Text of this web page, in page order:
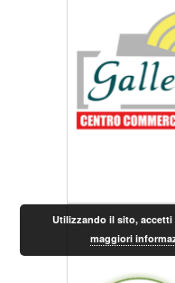
Utilizzando il sito,
maggiori